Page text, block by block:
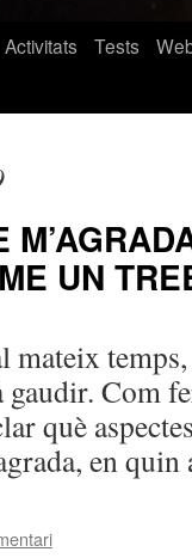
Activitats Tests
UN
Com
què
en